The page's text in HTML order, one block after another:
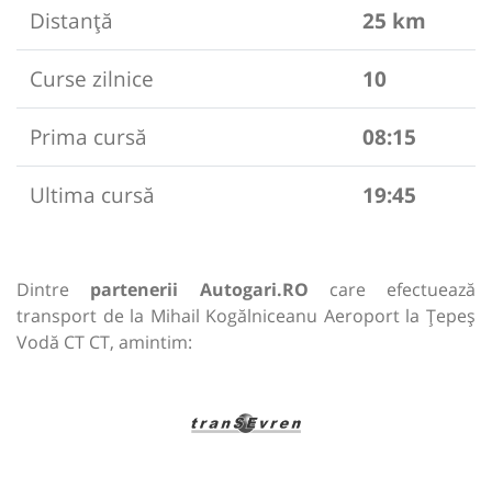
Distanță
25 km
Curse zilnice
10
Prima cursă
08:15
Ultima cursă
19:45
Dintre partenerii Autogari.RO care efectuează
transport de la Mihail Kogălniceanu Aeroport la Țepeș
Vodă CT CT, amintim: